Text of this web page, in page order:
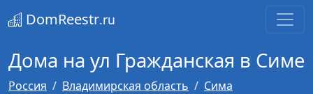
DomReestr.ru
Дома на ул Гражданская в Симе
Россия Владимирская область
Сима